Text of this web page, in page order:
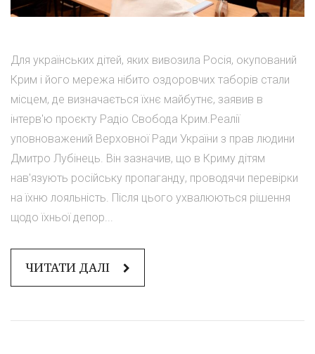
Для українських дітей, яких вивозила Росія, окупований
Крим і його мережа нібито оздоровчих таборів стали
місцем, де визначається їхнє майбутнє, заявив в
інтерв'ю проєкту Радіо Свобода Крим.Реалії
уповноважений Верховної Ради України з прав людини
Дмитро Лубінець. Він зазначив, що в Криму дітям
нав'язують російську пропаганду, проводячи перевірки
на їхню лояльність. Після цього ухвалюються рішення
щодо їхньої депор...
ЧИТАТИ ДАЛІ